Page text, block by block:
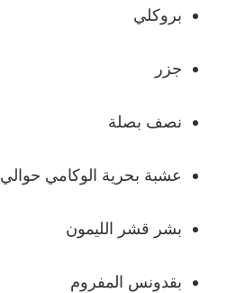
بروكلي
جزر
نصف بصلة
عشبة بحرية الوكامي حوالي 2 سم
بشر قشر الليمون
بقدونس المفروم